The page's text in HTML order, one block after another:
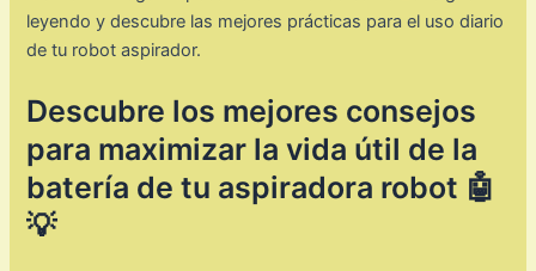
leyendo y descubre las mejores prácticas para el uso diario
de tu robot aspirador.
Descubre los mejores consejos
para maximizar la vida útil de la
batería de tu aspiradora robot 🤖
💡